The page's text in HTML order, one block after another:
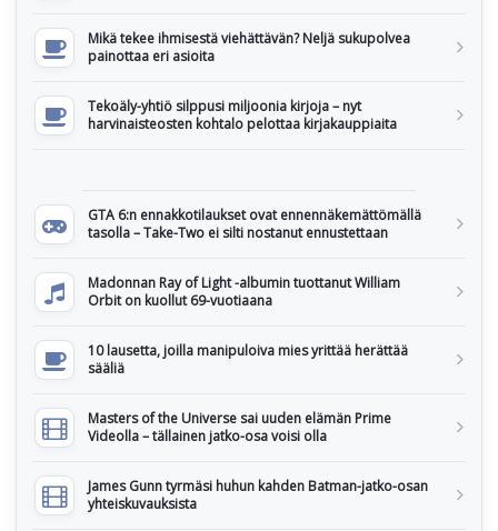
Mikä tekee ihmisestä viehättävän? Neljä sukupolvea
painottaa eri asioita
Tekoäly-yhtiö silppusi miljoonia kirjoja – nyt
harvinaisteosten kohtalo pelottaa kirjakauppiaita
GTA 6:n ennakkotilaukset ovat ennennäkemättömällä
tasolla – Take-Two ei silti nostanut ennustettaan
Madonnan Ray of Light -albumin tuottanut William
Orbit on kuollut 69-vuotiaana
10 lausetta, joilla manipuloiva mies yrittää herättää
sääliä
Masters of the Universe sai uuden elämän Prime
Videolla – tällainen jatko-osa voisi olla
James Gunn tyrmäsi huhun kahden Batman-jatko-osan
yhteiskuvauksista